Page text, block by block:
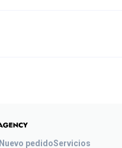
Nuevo pedidoServicios